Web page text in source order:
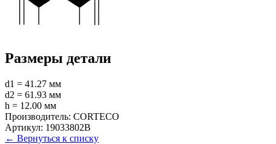
Размеры детали
d1 = 41.27 мм
d2 = 61.93 мм
h = 12.00 мм
Производитель: CORTECO
Артикул: 19033802B
← Вернуться к списку